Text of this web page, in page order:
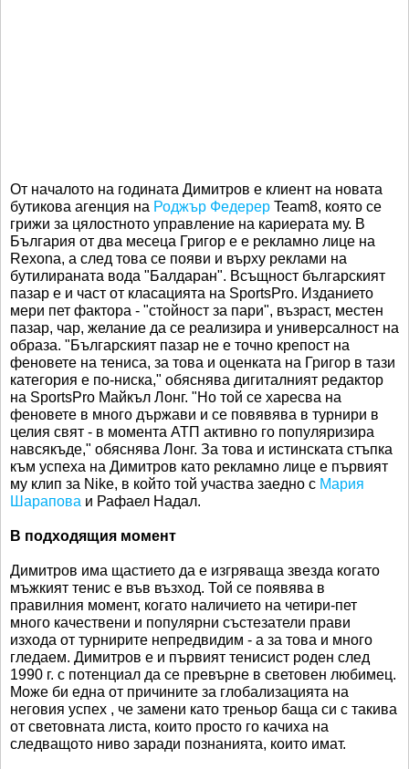
От началото на годината Димитров е клиент на новата
бутикова агенция на Роджър Федерер Team8, която се
грижи за цялостното управление на кариерата му. В
България от два месеца Григор е е рекламно лице на
Rexona, а след това се появи и върху реклами на
бутилираната вода "Балдаран". Всъщност българският
пазар е и част от класацията на SportsPro. Изданието
мери пет фактора - "стойност за пари", възраст, местен
пазар, чар, желание да се реализира и универсалност на
образа. "Българският пазар не е точно крепост на
феновете на тениса, за това и оценката на Григор в тази
категория е по-ниска," обяснява дигиталният редактор
на SportsPro Майкъл Лонг. "Но той се харесва на
феновете в много държави и се повявява в турнири в
целия свят - в момента АТП активно го популяризира
навсякъде," обяснява Лонг. За това и истинската стъпка
към успеха на Димитров като рекламно лице е първият
му клип за Nike, в който той участва заедно с Мария
Шарапова и Рафаел Надал.
В подходящия момент
Димитров има щастието да е изгряваща звезда когато
мъжкият тенис е във възход. Той се появява в
правилния момент, когато наличието на четири-пет
много качествени и популярни състезатели прави
изхода от турнирите непредвидим - а за това и много
гледаем. Димитров е и първият тенисист роден след
1990 г. с потенциал да се превърне в световен любимец.
Може би една от причините за глобализацията на
неговия успех , че замени като треньор баща си с такива
от световната листа, които просто го качиха на
следващото ниво заради познанията, които имат.